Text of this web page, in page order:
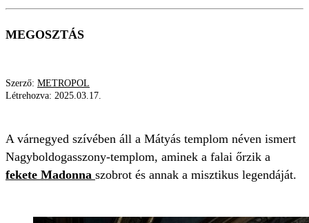
MEGOSZTÁS
Szerző: METROPOL
Létrehozva: 2025.03.17.
A várnegyed szívében áll a Mátyás templom néven ismert
Nagyboldogasszony-templom, aminek a falai őrzik a
fekete Madonna szobrot és annak a misztikus legendáját.